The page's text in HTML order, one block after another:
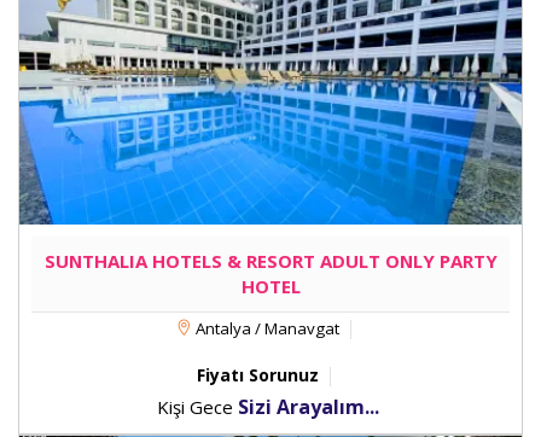
SUNTHALIA HOTELS & RESORT ADULT ONLY PARTY
HOTEL
Antalya / Manavgat
Fiyatı Sorunuz
Kişi Gece Sizi Arayalım...